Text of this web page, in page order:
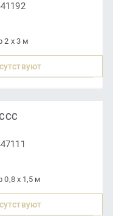
2 x 3 м
0,8 x 1,5 м